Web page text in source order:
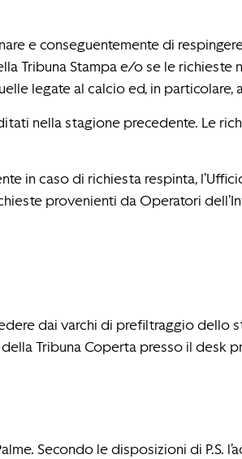
e conseguentemente di
Tribuna Stampa e/o se le richieste
legate al calcio ed, in particolare,
nella stagione precedente. Le
in caso di richiesta respinta,
provenienti da Operatori
dai varchi di prefiltraggio dello
Tribuna Coperta presso il desk
Secondo le disposizioni di P.S.